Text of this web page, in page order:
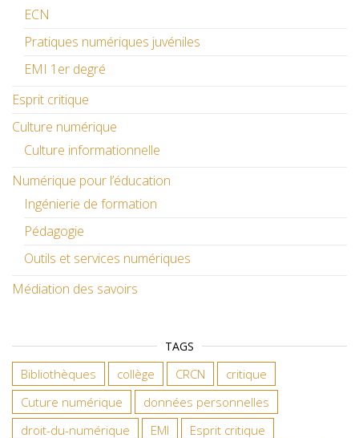
ECN
Pratiques numériques juvéniles
EMI 1er degré
Esprit critique
Culture numérique
Culture informationnelle
Numérique pour l’éducation
Ingénierie de formation
Pédagogie
Outils et services numériques
Médiation des savoirs
TAGS
Bibliothèques collège CRCN
critique
Cuture numérique
données personnelles
droit-du-numérique
EMI
Esprit critique